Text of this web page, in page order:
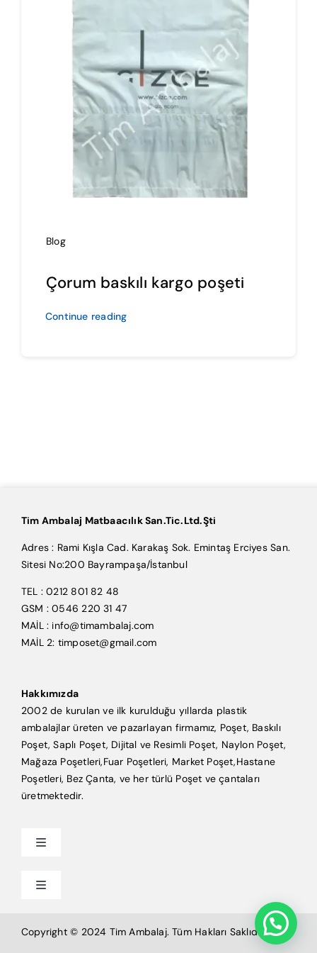
Blog
Çorum baskılı kargo poşeti
Continue reading
Tim Ambalaj Matbaacılık San.Tic.Ltd.Şti
Adres : Rami Kışla Cad. Karakaş Sok. Emintaş Erciyes San.
Sitesi No:200 Bayrampaşa/İstanbul
TEL : 0212 801 82 48
GSM : 0546 220 31 47
MAİL : info@timambalaj.com
MAİL 2: timposet@gmail.com
Hakkımızda
2002 de kurulan ve ilk kurulduğu yıllarda plastik
ambalajlar üreten ve pazarlayan firmamız, Poşet, Baskılı
Poşet, Saplı Poşet, Dijital ve Resimli Poşet, Naylon Poşet,
Mağaza Poşetleri,Fuar Poşetleri, Market Poşet,Hastane
Poşetleri, Bez Çanta, ve her türlü Poşet ve çantaları
üretmektedir.
Toggle
Anasayfa
Tim Ambalaj
Toggle
Copyright © 2024 Tim Ambalaj. Tüm Hakları Saklıdır.